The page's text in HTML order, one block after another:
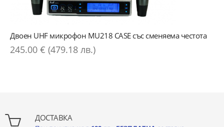
Двоен UHF микрофон MU218 CASE със сменяема честота
245.00 € (479.18 лв.)
ДОСТАВКА